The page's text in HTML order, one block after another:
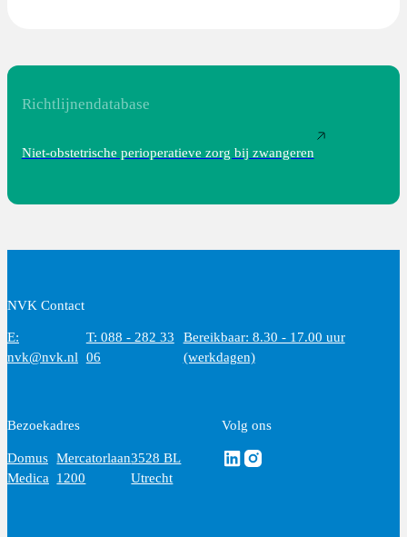
Richtlijnendatabase
Niet-obstetrische perioperatieve zorg bij zwangeren
NVK Contact
E:
nvk@nvk.nl
T: 088 - 282 33
06
Bereikbaar: 8.30 - 17.00 uur
(werkdagen)
Bezoekadres
Domus
Medica
Mercatorlaan
1200
3528 BL
Utrecht
Volg ons
Volg ons via Linkedin
Volg ons via Instagram